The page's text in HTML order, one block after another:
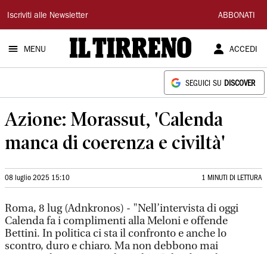
Il
Tirreno
Iscriviti alle Newsletter ABBONATI
MENU ACCEDI
SEGUICI SU DISCOVER
Azione: Morassut, 'Calenda
manca di coerenza e civiltà'
08 luglio 2025 15:10 1 MINUTI DI LETTURA
Roma, 8 lug (Adnkronos) - "Nell’intervista di oggi
Calenda fa i complimenti alla Meloni e offende
Bettini. In politica ci sta il confronto e anche lo
scontro, duro e chiaro. Ma non debbono mai